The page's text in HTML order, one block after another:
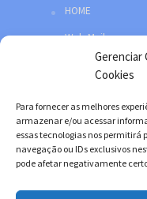
Gerenciar
Cookies
Para fornecer as melhores
armazenar e/ou acessar
essas tecnologias nos
navegação ou IDs exclusivos
pode afetar negativamente
HOME
Web Mail
Política de
Facebook
Twitter
YouTube
Instagram